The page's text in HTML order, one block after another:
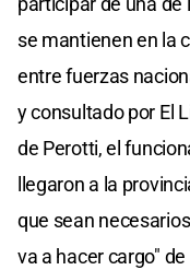
se mantienen en la
entre fuerzas
y consultado por El
de Perotti, el
llegaron a la
que sean
va a hacer cargo"